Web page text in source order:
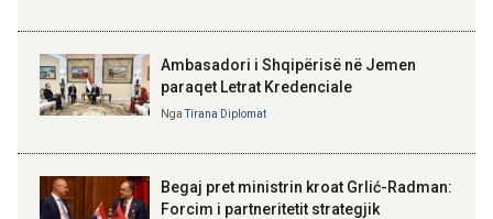
Kosovë!
Ambasadori i Shqipërisë në Jemen
paraqet Letrat Kredenciale
NgaTirana Diplomat
Begaj pret ministrin kroat Grlić-Radman:
Forcim i partneritetit strategjik